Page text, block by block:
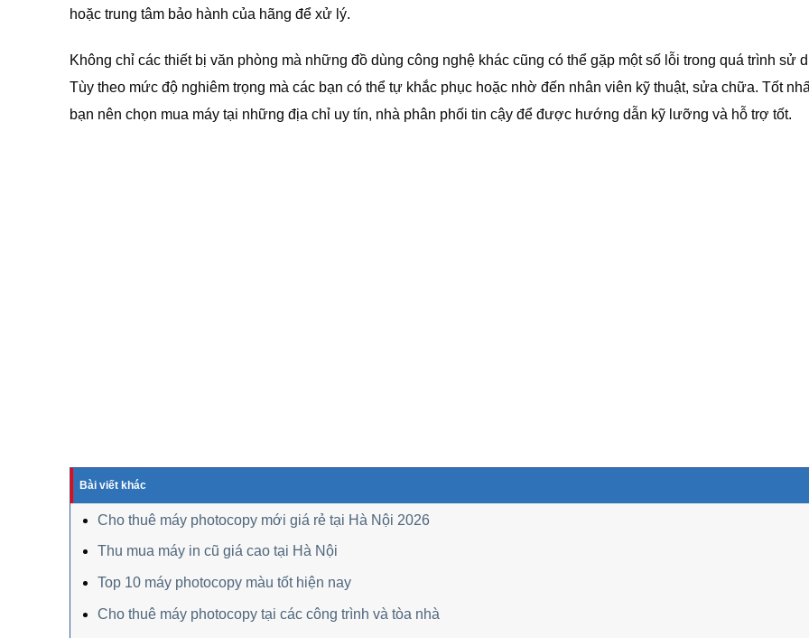
hoặc trung tâm bảo hành của hãng để xử lý.
Không chỉ các thiết bị văn phòng mà những đồ dùng công nghệ khác cũng có thể gặp một số lỗi trong quá trình sử
Tùy theo mức độ nghiêm trọng mà các bạn có thể tự khắc phục hoặc nhờ đến nhân viên kỹ thuật, sửa chữa. Tốt
bạn nên chọn mua máy tại những địa chỉ uy tín, nhà phân phối tin cậy để được hướng dẫn kỹ lưỡng và hỗ trợ tốt.
Bài viết khác
Cho thuê máy photocopy mới giá rẻ tại Hà Nội 2026
Thu mua máy in cũ giá cao tại Hà Nội
Top 10 máy photocopy màu tốt hiện nay
Cho thuê máy photocopy tại các công trình và tòa nhà